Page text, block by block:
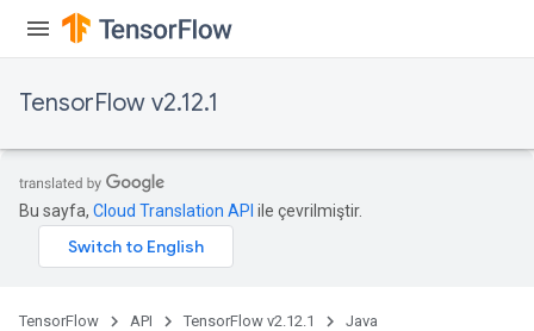
TensorFlow v2.12.1
Bu sayfa, Cloud Translation API ile çevrilmiştir.
TensorFlow API TensorFlow v2.12.1 Java